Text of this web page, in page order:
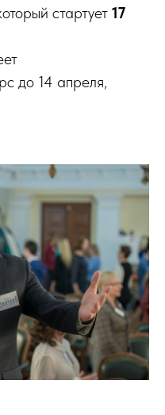
стартует 17
до 14 апреля,